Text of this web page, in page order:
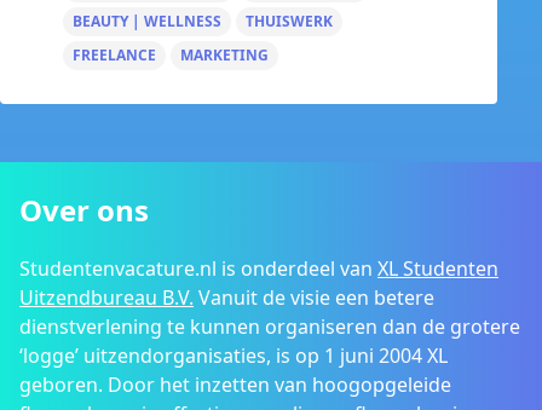
BEAUTY | WELLNESS
THUISWERK
FREELANCE
MARKETING
Over ons
Studentenvacature.nl is onderdeel van XL Studenten
Uitzendbureau B.V. Vanuit de visie een betere
dienstverlening te kunnen organiseren dan de grotere
‘logge’ uitzendorganisaties, is op 1 juni 2004 XL
geboren. Door het inzetten van hoogopgeleide